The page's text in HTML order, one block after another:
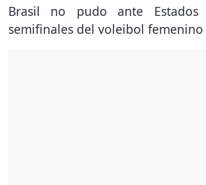
Brasil no pudo ante
semifinales del voleibol femenino